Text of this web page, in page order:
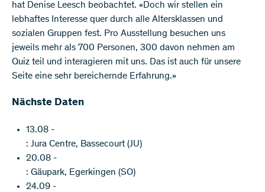
hat Denise Leesch beobachtet. «Doch wir stellen ein
lebhaftes Interesse quer durch alle Altersklassen und
sozialen Gruppen fest. Pro Ausstellung besuchen uns
jeweils mehr als 700 Personen, 300 davon nehmen am
Quiz teil und interagieren mit uns. Das ist auch für unsere
Seite eine sehr bereichernde Erfahrung.»
Nächste Daten
13.08 -
: Jura Centre, Bassecourt (JU)
20.08 -
: Gäupark, Egerkingen (SO)
24.09 -